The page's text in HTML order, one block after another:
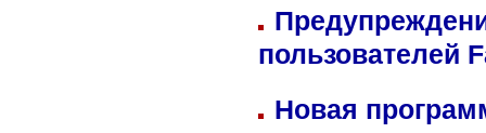
пользователей
Новая